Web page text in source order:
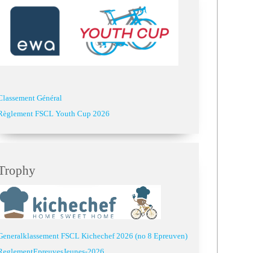
Général
FSCL Youth Cup 2026
FSCL Kichechef 2026 (no 8 Epreuven)